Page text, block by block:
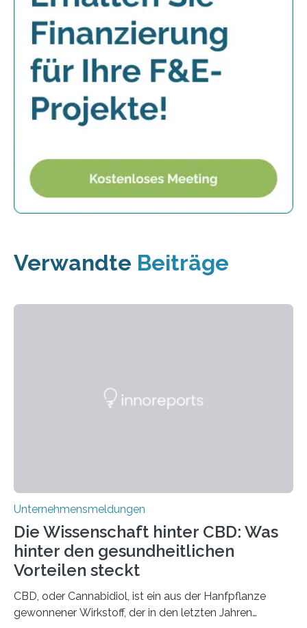
Verwandte Beiträge
Unternehmensmeldungen
Die Wissenschaft hinter CBD: Was
hinter den gesundheitlichen
Vorteilen steckt
CBD, oder Cannabidiol, ist ein aus der Hanfpflanze
gewonnener Wirkstoff, der in den letzten Jahren